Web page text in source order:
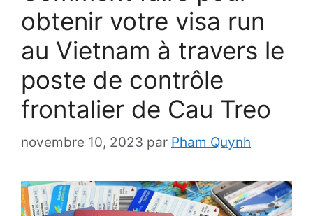
obtenir votre visa run
au Vietnam à travers le
poste de contrôle
frontalier de Cau Treo
novembre 10, 2023 par Pham Quynh